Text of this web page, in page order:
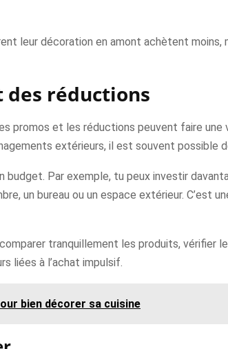
leur décoration en amont achètent
des réductions
promos et les réductions peuvent faire
extérieurs, il est souvent
Par exemple, tu peux investir
un bureau ou un espace extérieur. C’est
tranquillement les produits, vérifier
liées à l’achat impulsif.
bien décorer sa cuisine